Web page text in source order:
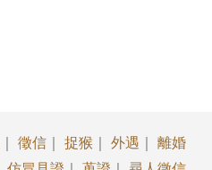
徵信 捉猴 外遇
離婚